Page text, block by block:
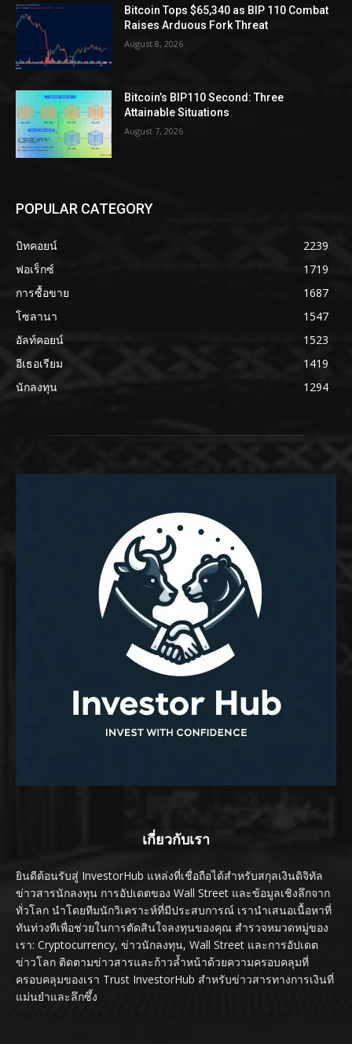
Bitcoin Tops $65,340 as BIP 110 Combat
Raises Arduous Fork Threat
August 8, 2026
Bitcoin’s BIP110 Second: Three
Attainable Situations
August 7, 2026
POPULAR CATEGORY
บิทคอยน์
2239
ฟอเร็กซ์
1719
การซื้อขาย
1687
โซลานา
1547
อัลท์คอยน์
1523
อีเธอเรียม
1419
นักลงทุน
1294
เกี่ยวกับเรา
ยินดีต้อนรับสู่ InvestorHub แหล่งที่เชื่อถือได้สำหรับสกุลเงินดิจิทัล
ข่าวสารนักลงทุน การอัปเดตของ Wall Street และข้อมูลเชิงลึกจาก
ทั่วโลก นำโดยทีมนักวิเคราะห์ที่มีประสบการณ์ เรานำเสนอเนื้อหาที่
ทันท่วงทีเพื่อช่วยในการตัดสินใจลงทุนของคุณ สำรวจหมวดหมู่ของ
เรา: Cryptocurrency, ข่าวนักลงทุน, Wall Street และการอัปเดต
ข่าวโลก ติดตามข่าวสารและก้าวล้ำหน้าด้วยความครอบคลุมที่
ครอบคลุมของเรา Trust InvestorHub สำหรับข่าวสารทางการเงินที่
แม่นยำและลึกซึ้ง